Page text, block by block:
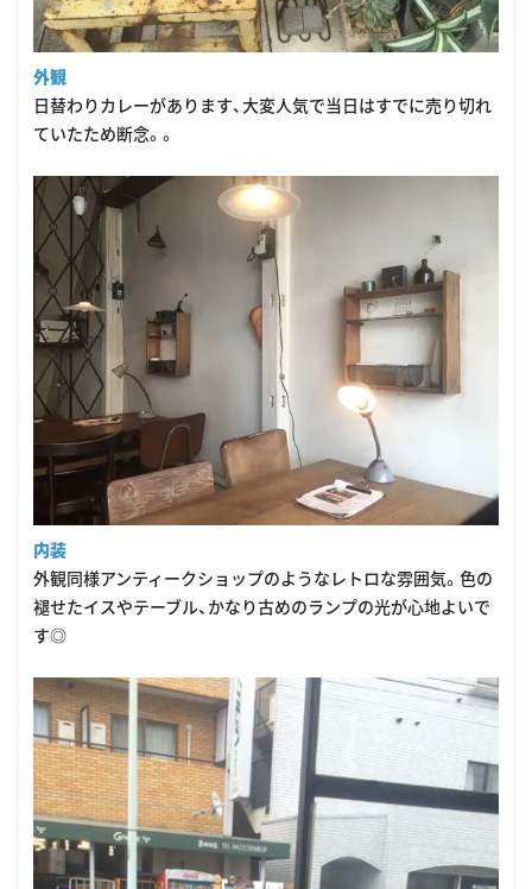
外観
日替わりカレーがあります、大変人気で当日はすでに売り切れ
ていたため断念。。
内装
外観同様アンティークショップのようなレトロな雰囲気。色の
褪せたイスやテーブル、かなり古めのランプの光が心地よいで
す◎